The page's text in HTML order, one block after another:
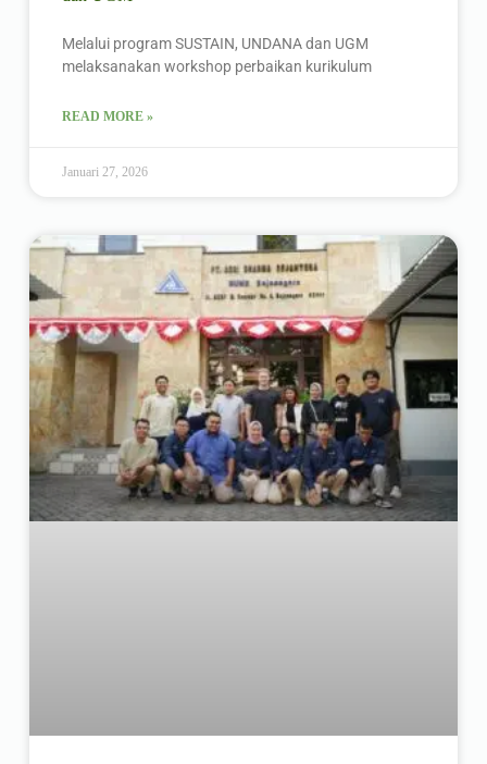
Melalui program SUSTAIN, UNDANA dan UGM
melaksanakan workshop perbaikan kurikulum
READ MORE »
Januari 27, 2026